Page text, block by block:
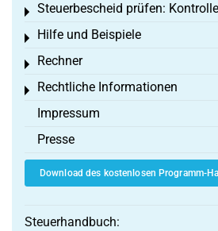
Steuerbescheid prüfen:
Toggle menu
Hilfe und Beispiele
Toggle menu
Rechner
Toggle menu
Rechtliche Informationen
Toggle menu
Impressum
Presse
Download des kostenlosen Programm-
Steuerhandbuch: